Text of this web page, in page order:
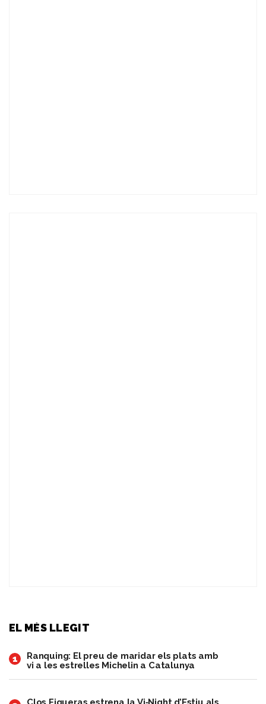
EL MÉS LLEGIT
1
Ranquing: El preu de maridar els plats amb
vi a les estrelles Michelin a Catalunya